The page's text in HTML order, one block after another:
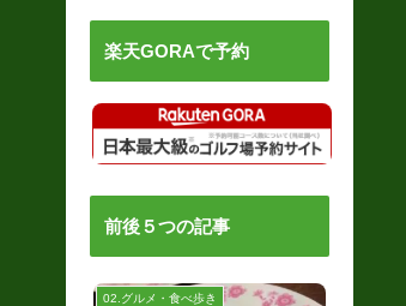
楽天GORAで予約
前後５つの記事
02.グルメ・食べ歩き